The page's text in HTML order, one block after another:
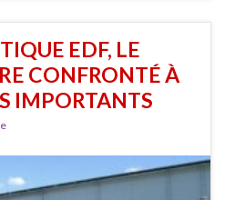
EDF, LE
CONFRONTÉ À
IMPORTANTS